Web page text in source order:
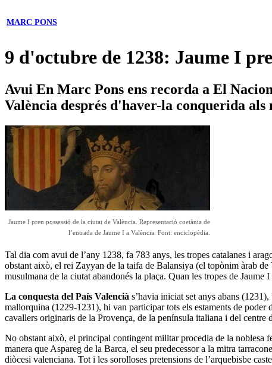
MARC PONS
9 d'octubre de 1238: Jaume I
Avui En Marc Pons ens recorda a El
València després d'haver-la conquerida als
Jaume I pren possessió de la ciutat de València. Representació coetània de
l’entrada de Jaume I a València. Font: enciclopèdia.
Tal dia com avui de l’any 1238, fa 783 anys, les tropes catalanes i
obstant això, el rei Zayyan de la taifa de Balansiya (el topònim àrab
musulmana de la ciutat abandonés la plaça. Quan les tropes de
La conquesta del País Valencià s’havia iniciat set anys abans
mallorquina (1229-1231), hi van participar tots els estaments de poder
cavallers originaris de la Provença, de la península italiana i del centre
No obstant això, el principal contingent militar procedia de la noblesa
manera que Aspareg de la Barca, el seu predecessor a la mitra
diòcesi valenciana. Tot i les sorolloses pretensions de l’arquebisbe